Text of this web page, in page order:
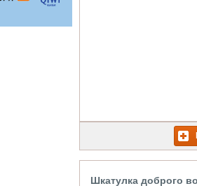
Шкатулка доброго